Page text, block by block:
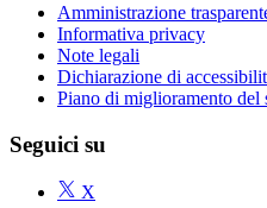
Amministrazione
Informativa privacy
Note legali
Dichiarazione di
Piano di miglioramento del
Seguici su
X